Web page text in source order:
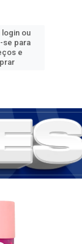
login ou
se para
e